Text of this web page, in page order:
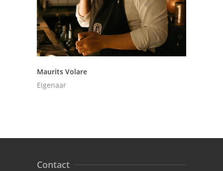
Maurits Volare
Eigenaar
Contact